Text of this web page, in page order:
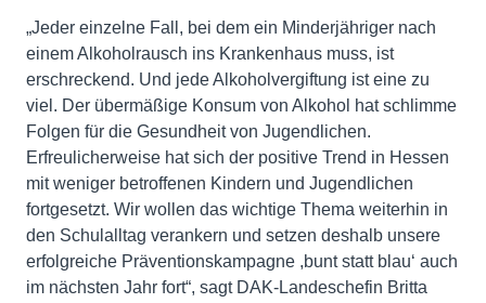
„Jeder einzelne Fall, bei dem ein Minderjähriger nach
einem Alkoholrausch ins Krankenhaus muss, ist
erschreckend. Und jede Alkoholvergiftung ist eine zu
viel. Der übermäßige Konsum von Alkohol hat schlimme
Folgen für die Gesundheit von Jugendlichen.
Erfreulicherweise hat sich der positive Trend in Hessen
mit weniger betroffenen Kindern und Jugendlichen
fortgesetzt. Wir wollen das wichtige Thema weiterhin in
den Schulalltag verankern und setzen deshalb unsere
erfolgreiche Präventionskampagne ,bunt statt blau‘ auch
im nächsten Jahr fort“, sagt DAK-Landeschefin Britta